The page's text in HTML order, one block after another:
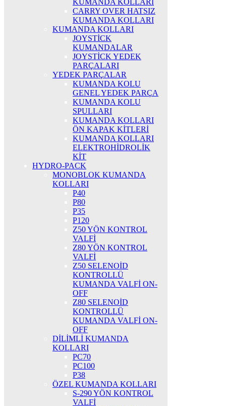
KUMANDA KOLLARI
CARRY OVER HATSIZ
KUMANDA KOLLARI
KUMANDA KOLLARI
JOYSTİCK
KUMANDALAR
JOYSTİCK YEDEK
PARÇALARI
YEDEK PARÇALAR
KUMANDA KOLU
GENEL YEDEK PARÇA
KUMANDA KOLU
SPULLARI
KUMANDA KOLLARI
ÖN KAPAK KİTLERİ
KUMANDA KOLLARI
ELEKTROHİDROLİK
KİT
HYDRO-PACK
MONOBLOK KUMANDA
KOLLARI
P40
P80
P35
P120
Z50 YÖN KONTROL
VALFİ
Z80 YÖN KONTROL
VALFİ
Z50 SELENOİD
KONTROLLÜ
KUMANDA VALFİ ON-
OFF
Z80 SELENOİD
KONTROLLÜ
KUMANDA VALFİ ON-
OFF
DİLİMLİ KUMANDA
KOLLARI
PC70
PC100
P38
ÖZEL KUMANDA KOLLARI
S-290 YÖN KONTROL
VALFİ